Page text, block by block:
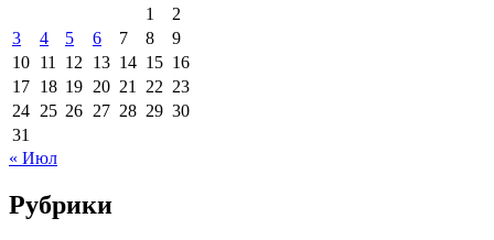
1
2
3
4 5 6 7 8
9
10 11 12 13 14 15 16
17 18 19 20 21 22 23
24 25 26 27 28 29 30
31
« Июл
Рубрики